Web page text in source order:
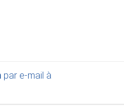
par e-mail à